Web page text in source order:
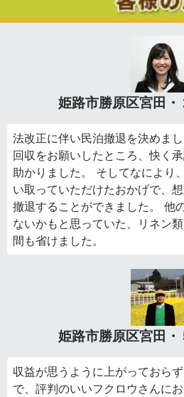
姫路市勝原区宮田
法改正に伴い民泊撤退を決めま
回収をお願いしたところ、快く
助かりました。 そしてなにより
い取っていただけたおかげで、
撤退することができました。 他
ないかもと思っていた、リネン
間も省けました。
姫路市勝原区宮田
収益が思うように上がっておら
で、評判のいいフクロウさんに